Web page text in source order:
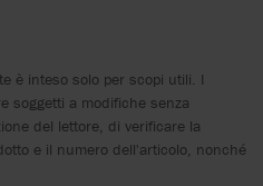
è inteso solo per scopi utili. I
soggetti a modifiche senza
del lettore, di verificare la
e il numero dell'articolo, nonché